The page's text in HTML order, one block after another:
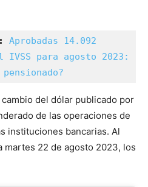
Aprobadas 14.092
IVSS para agosto 2023:
del dólar publicado por
de las operaciones de
instituciones bancarias. Al
martes 22 de agosto 2023, los